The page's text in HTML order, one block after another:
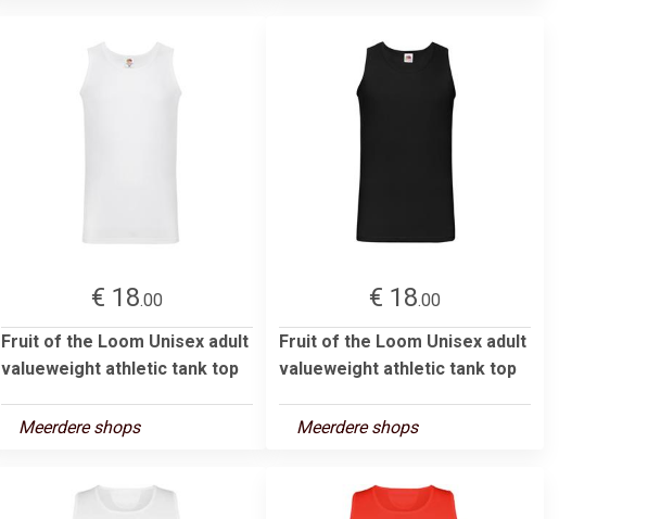
€ 18.00
Fruit of the Loom Unisex adult
valueweight athletic tank top
Meerdere shops
€ 18.00
Fruit of the Loom Unisex adult
valueweight athletic tank top
Meerdere shops